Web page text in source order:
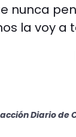
nunca
la voy a
Diario de